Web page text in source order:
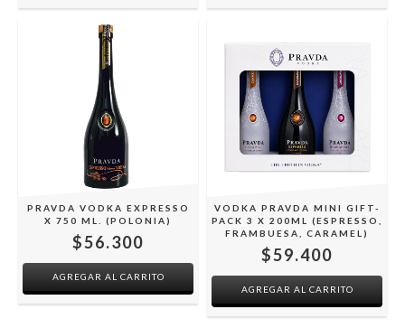
PRAVDA VODKA EXPRESSO
X 750 ML. (POLONIA)
$56.300
VODKA PRAVDA MINI GIFT-
PACK 3 X 200ML (ESPRESSO,
FRAMBUESA, CARAMEL)
$59.400